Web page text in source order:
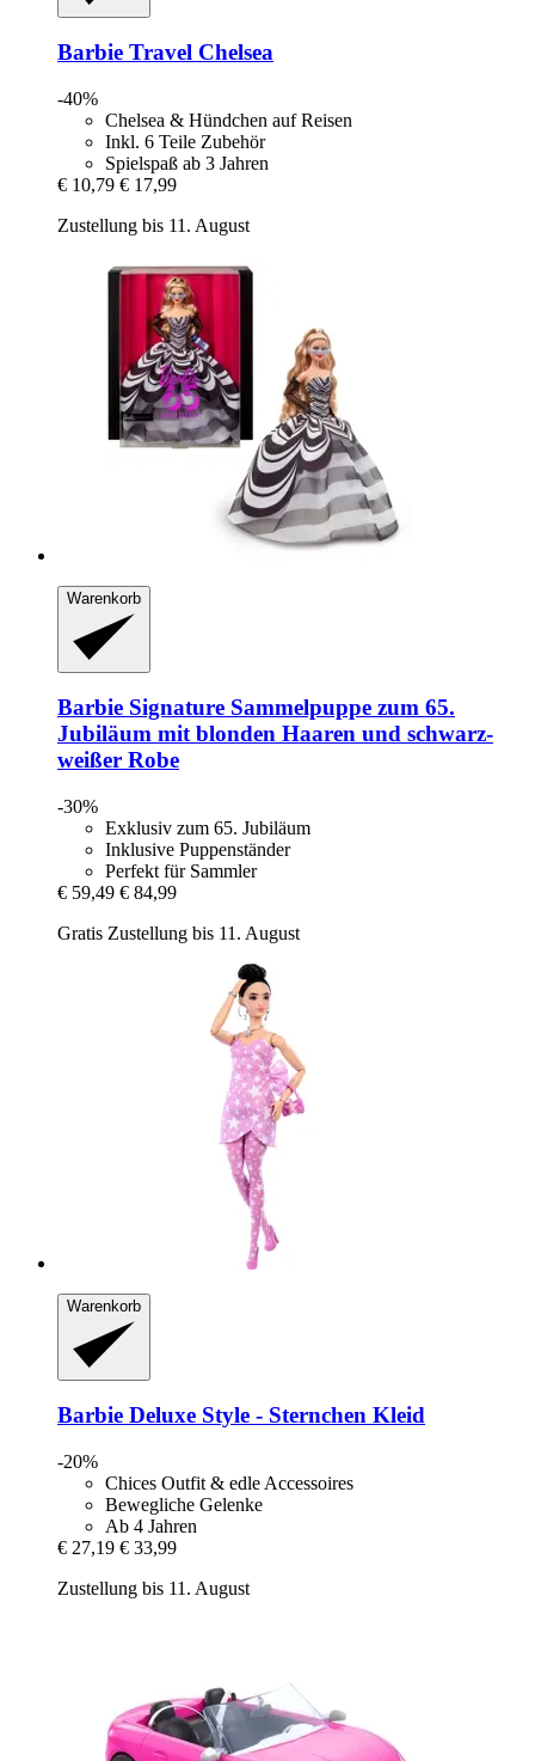
Barbie Travel Chelsea
-40%
Chelsea & Hündchen auf Reisen
Inkl. 6 Teile Zubehör
Spielspaß ab 3 Jahren
€ 10,79 € 17,99
Zustellung bis 11. August
Warenkorb
Barbie Signature Sammelpuppe zum 65.
Jubiläum mit blonden Haaren und schwarz-​
weißer Robe
-30%
Exklusiv zum 65. Jubiläum
Inklusive Puppenständer
Perfekt für Sammler
€ 59,49 € 84,99
Gratis Zustellung bis 11. August
Warenkorb
Barbie Deluxe Style -​ Sternchen Kleid
-20%
Chices Outfit & edle Accessoires
Bewegliche Gelenke
Ab 4 Jahren
€ 27,19 € 33,99
Zustellung bis 11. August